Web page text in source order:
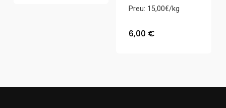
Preu: 15,00€/kg
6,00 €